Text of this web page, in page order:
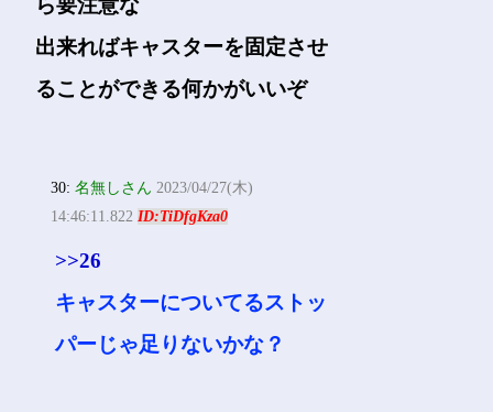
ら要注意な
出来ればキャスターを固定させ
ることができる何かがいいぞ
30:名無しさん 2023/04/27(木)
14:46:11.822ID:TiDfgKza0
>>26
キャスターについてるストッ
パーじゃ足りないかな？